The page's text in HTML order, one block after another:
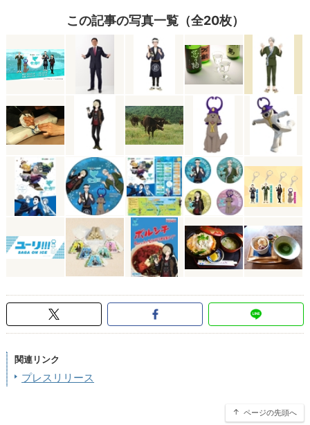
この記事の写真一覧（全20枚）
関連リンク
プレスリリース
ページの先頭へ